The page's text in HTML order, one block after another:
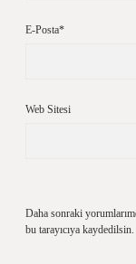
E-Posta*
Web Sitesi
Daha sonraki
bu tarayıcıya kaydedilsin.